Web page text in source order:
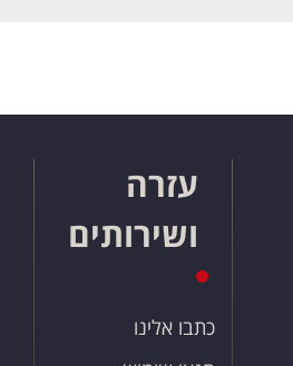
עזרה
ושירותים
כתבו אלינו